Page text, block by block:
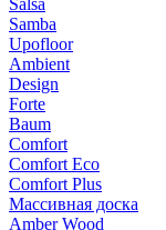
Salsa
Samba
Upofloor
Ambient
Design
Forte
Baum
Comfort
Comfort Eco
Comfort Plus
Массивная доска
Amber Wood